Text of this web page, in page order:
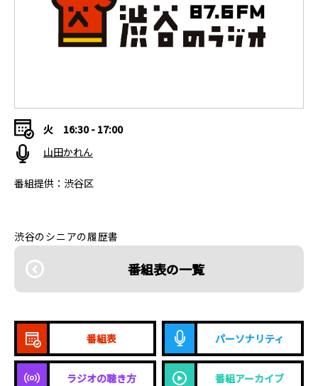
火 16:30 - 17:00
山田かれん
番組提供：渋谷区
渋谷のシニアの履歴書
番組表の一覧
番組表 パーソナリティ
ラジオの聴き方 番組アーカイブ